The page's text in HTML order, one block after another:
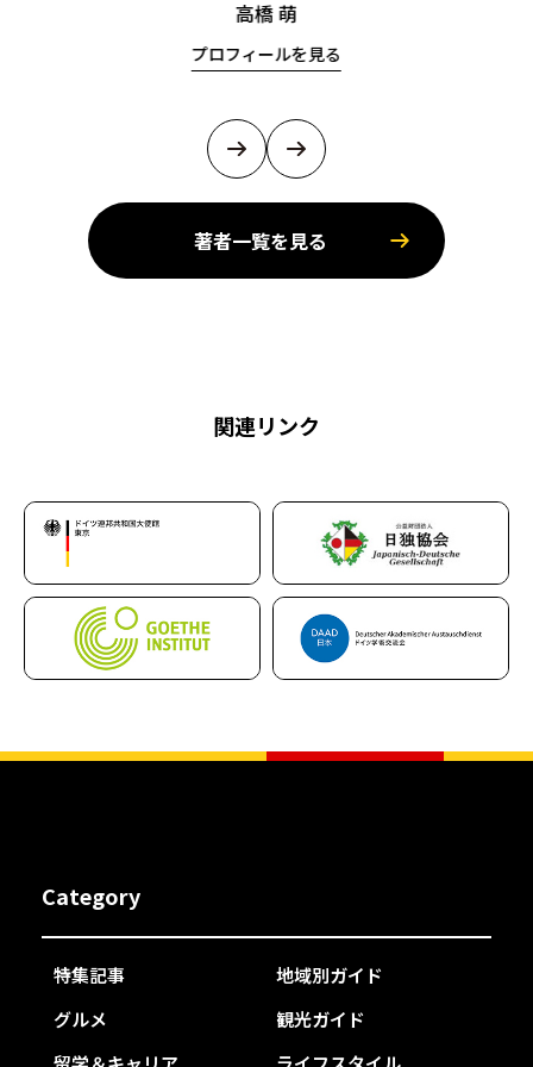
高橋 萌
プロフィールを見る
著者一覧を見る
関連リンク
Category
特集記事
地域別ガイド
グルメ
観光ガイド